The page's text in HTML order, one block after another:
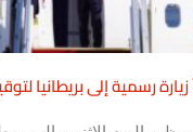
رسمية إلى بريطانيا